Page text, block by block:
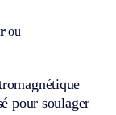
ou
pour soulager